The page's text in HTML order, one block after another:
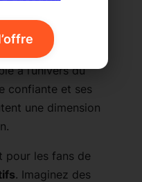
sa salopette et son
chibi
à l’univers du
confiante et ses
une dimension
pour les fans de
. Imaginez des